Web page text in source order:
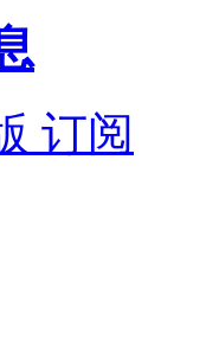
订阅